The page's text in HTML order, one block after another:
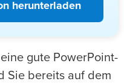
herunterladen
gute PowerPoint-
Sie bereits auf dem